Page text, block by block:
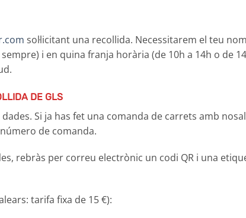
sol·licitant una recollida. Necessitarem el teu
i en quina franja horària (de 10h a 14h o de
DE GLS
dades. Si ja has fet una comanda de carrets amb
de comanda.
rebràs per correu electrònic un codi QR i una
tarifa fixa de 15 €):